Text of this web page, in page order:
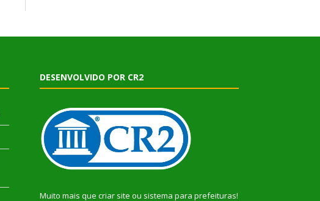
DESENVOLVIDO POR CR2
Muito mais que criar site ou sistema para prefeituras!